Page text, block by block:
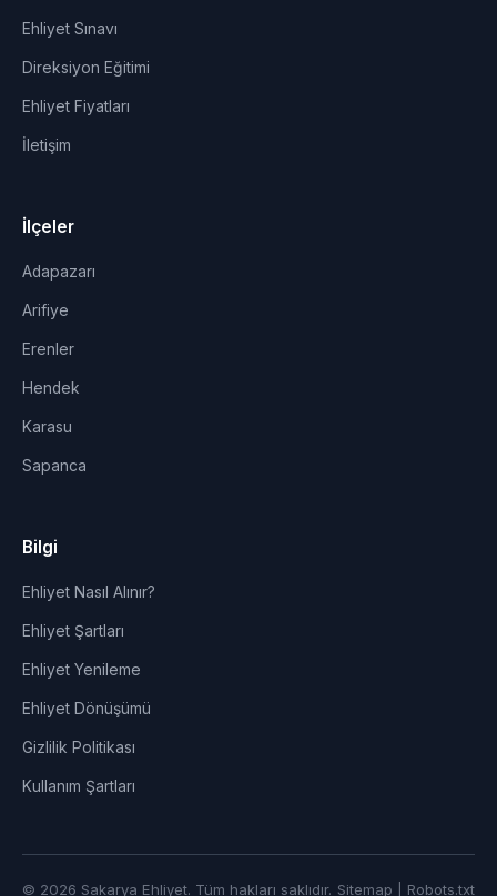
Ehliyet Sınavı
Direksiyon Eğitimi
Ehliyet Fiyatları
İletişim
İlçeler
Adapazarı
Arifiye
Erenler
Hendek
Karasu
Sapanca
Bilgi
Ehliyet Nasıl Alınır?
Ehliyet Şartları
Ehliyet Yenileme
Ehliyet Dönüşümü
Gizlilik Politikası
Kullanım Şartları
© 2026 Sakarya Ehliyet. Tüm hakları saklıdır. Sitemap Robots.txt